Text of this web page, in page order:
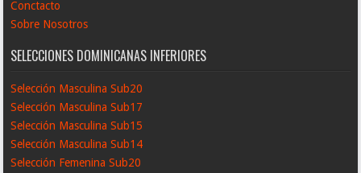
Conctacto
Sobre Nosotros
SELECCIONES DOMINICANAS INFERIORES
Selección Masculina Sub20
Selección Masculina Sub17
Selección Masculina Sub15
Selección Masculina Sub14
Selección Femenina Sub20